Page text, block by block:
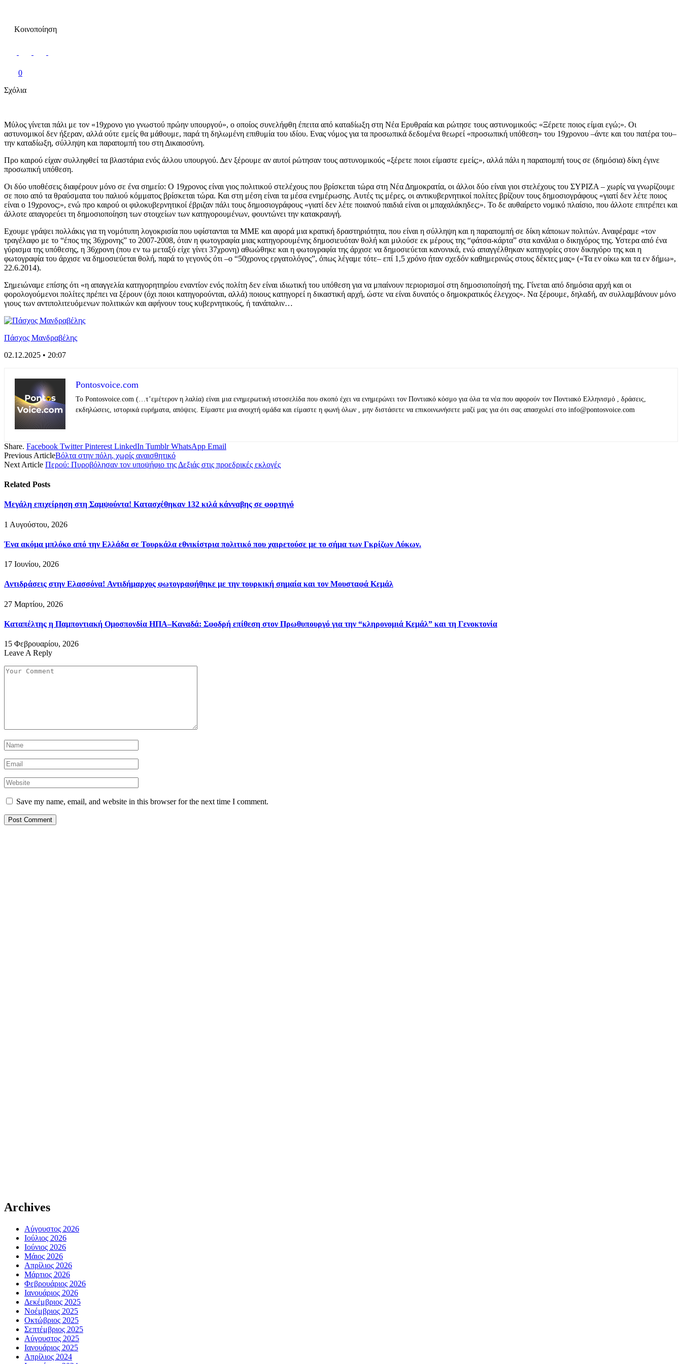
Κοινοποίηση
0
Σχόλια
Μύλος γίνεται πάλι με τον «19χρονο γιο γνωστού πρώην υπουργού», ο οποίος συνελήφθη έπειτα από καταδίωξη στη Νέα Ερυθραία και ρώτησε τους αστυνομικούς: «Ξέρετε ποιος είμαι εγώ;». Οι
αστυνομικοί δεν ήξεραν, αλλά ούτε εμείς θα μάθουμε, παρά τη δηλωμένη επιθυμία του ιδίου. Ενας νόμος για τα προσωπικά δεδομένα θεωρεί «προσωπική υπόθεση» του 19χρονου –άντε και του πατέρα του–
την καταδίωξη, σύλληψη και παραπομπή του στη Δικαιοσύνη.
Προ καιρού είχαν συλληφθεί τα βλαστάρια ενός άλλου υπουργού. Δεν ξέρουμε αν αυτοί ρώτησαν τους αστυνομικούς «ξέρετε ποιοι είμαστε εμείς;», αλλά πάλι η παραπομπή τους σε (δημόσια) δίκη έγινε
προσωπική υπόθεση.
Οι δύο υποθέσεις διαφέρουν μόνο σε ένα σημείο: Ο 19χρονος είναι γιος πολιτικού στελέχους που βρίσκεται τώρα στη Νέα Δημοκρατία, οι άλλοι δύο είναι γιοι στελέχους του ΣΥΡΙΖΑ – χωρίς να γνωρίζουμε
σε ποιο από τα θραύσματα του παλιού κόμματος βρίσκεται τώρα. Και στη μέση είναι τα μέσα ενημέρωσης. Αυτές τις μέρες, οι αντικυβερνητικοί πολίτες βρίζουν τους δημοσιογράφους «γιατί δεν λέτε ποιος
είναι ο 19χρονος;», ενώ προ καιρού οι φιλοκυβερνητικοί έβριζαν πάλι τους δημοσιογράφους «γιατί δεν λέτε ποιανού παιδιά είναι οι μπαχαλάκηδες;». Το δε αυθαίρετο νομικό πλαίσιο, που άλλοτε επιτρέπει και
άλλοτε απαγορεύει τη δημοσιοποίηση των στοιχείων των κατηγορουμένων, φουντώνει την κατακραυγή.
Εχουμε γράψει πολλάκις για τη νομότυπη λογοκρισία που υφίστανται τα ΜΜΕ και αφορά μια κρατική δραστηριότητα, που είναι η σύλληψη και η παραπομπή σε δίκη κάποιων πολιτών. Αναφέραμε «τον
τραγέλαφο με το “έπος της 36χρονης” το 2007-2008, όταν η φωτογραφία μιας κατηγορουμένης δημοσιευόταν θολή και μιλούσε εκ μέρους της “φάτσα-κάρτα” στα κανάλια ο δικηγόρος της. Υστερα από ένα
γύρισμα της υπόθεσης, η 36χρονη (που εν τω μεταξύ είχε γίνει 37χρονη) αθωώθηκε και η φωτογραφία της άρχισε να δημοσιεύεται κανονικά, ενώ απαγγέλθηκαν κατηγορίες στον δικηγόρο της και η
φωτογραφία του άρχισε να δημοσιεύεται θολή, παρά το γεγονός ότι –ο “50χρονος εργατολόγος”, όπως λέγαμε τότε– επί 1,5 χρόνο ήταν σχεδόν καθημερινώς στους δέκτες μας» («Τα εν οίκω και τα εν δήμω»,
22.6.2014).
Σημειώναμε επίσης ότι «η απαγγελία κατηγορητηρίου εναντίον ενός πολίτη δεν είναι ιδιωτική του υπόθεση για να μπαίνουν περιορισμοί στη δημοσιοποίησή της. Γίνεται από δημόσια αρχή και οι
φορολογούμενοι πολίτες πρέπει να ξέρουν (όχι ποιοι κατηγορούνται, αλλά) ποιους κατηγορεί η δικαστική αρχή, ώστε να είναι δυνατός ο δημοκρατικός έλεγχος». Να ξέρουμε, δηλαδή, αν συλλαμβάνουν μόνο
γιους των αντιπολιτευόμενων πολιτικών και αφήνουν τους κυβερνητικούς, ή τανάπαλιν…
Πάσχος Μανδραβέλης
02.12.2025 • 20:07
Pontosvoice.com
Το Pontosvoice.com (…τ’εμέτερον η λαλία) είναι μια ενημερωτική ιστοσελίδα που σκοπό έχει να ενημερώνει τον Ποντιακό κόσμο για όλα τα νέα που αφορούν τον Ποντιακό Ελληνισμό , δράσεις,
εκδηλώσεις, ιστορικά ευρήματα, απόψεις. Είμαστε μια ανοιχτή ομάδα και είμαστε η φωνή όλων , μην διστάσετε να επικοινωνήσετε μαζί μας για ότι σας απασχολεί στο info@pontosvoice.com
Share. Facebook Twitter Pinterest LinkedIn Tumblr WhatsApp Email
Previous ArticleΒόλτα στην πόλη, χωρίς αναισθητικό
Next Article Περού: Πυροβόλησαν τον υποψήφιο της Δεξιάς στις προεδρικές εκλογές
Related Posts
Μεγάλη επιχείρηση στη Σαμψούντα! Κατασχέθηκαν 132 κιλά κάνναβης σε φορτηγό
1 Αυγούστου, 2026
Ένα ακόμα μπλόκο από την Ελλάδα σε Τουρκάλα εθνικίστρια πολιτικό που χαιρετούσε με το σήμα των Γκρίζων Λύκων.
17 Ιουνίου, 2026
Αντιδράσεις στην Ελασσόνα! Αντιδήμαρχος φωτογραφήθηκε με την τουρκική σημαία και τον Μουσταφά Κεμάλ
27 Μαρτίου, 2026
Καταπέλτης η Παμποντιακή Ομοσπονδία ΗΠΑ–Καναδά: Σφοδρή επίθεση στον Πρωθυπουργό για την “κληρονομιά Κεμάλ” και τη Γενοκτονία
15 Φεβρουαρίου, 2026
Leave A Reply
Save my name, email, and website in this browser for the next time I comment.
Archives
Αύγουστος 2026
Ιούλιος 2026
Ιούνιος 2026
Μάιος 2026
Απρίλιος 2026
Μάρτιος 2026
Φεβρουάριος 2026
Ιανουάριος 2026
Δεκέμβριος 2025
Νοέμβριος 2025
Οκτώβριος 2025
Σεπτέμβριος 2025
Αύγουστος 2025
Ιανουάριος 2025
Απρίλιος 2024